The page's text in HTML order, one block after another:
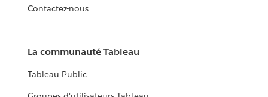
Contactez-nous
La communauté Tableau
Tableau Public